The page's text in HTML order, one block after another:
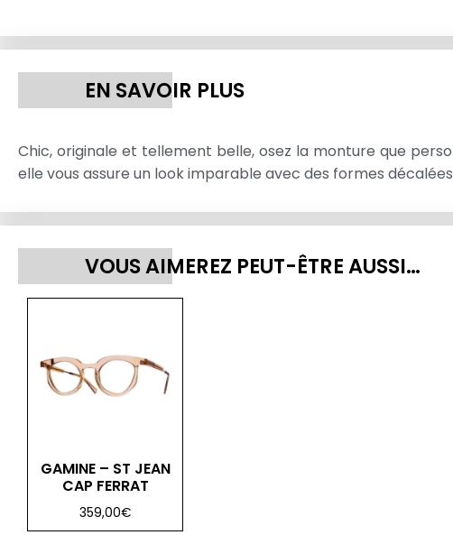
EN SAVOIR PLUS
Chic, originale et tellement belle, osez la monture que
elle vous assure un look imparable avec des formes
VOUS AIMEREZ PEUT-ÊTRE AUSSI…
GAMINE – ST JEAN
CAP FERRAT
359,00€